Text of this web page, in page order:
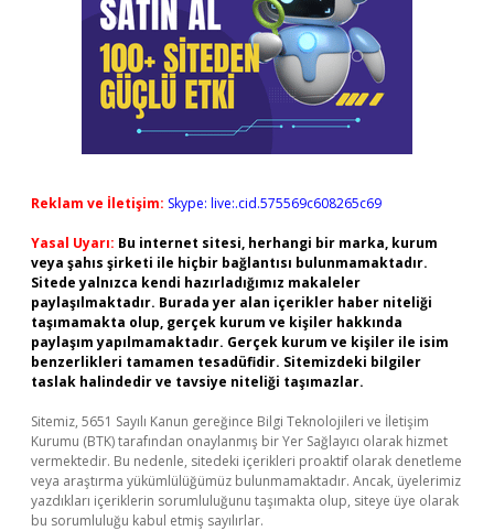
Reklam ve İletişim: Skype: live:.cid.575569c608265c69
Yasal Uyarı: Bu internet sitesi, herhangi bir marka, kurum
veya şahıs şirketi ile hiçbir bağlantısı bulunmamaktadır.
Sitede yalnızca kendi hazırladığımız makaleler
paylaşılmaktadır. Burada yer alan içerikler haber niteliği
taşımamakta olup, gerçek kurum ve kişiler hakkında
paylaşım yapılmamaktadır. Gerçek kurum ve kişiler ile isim
benzerlikleri tamamen tesadüfidir. Sitemizdeki bilgiler
taslak halindedir ve tavsiye niteliği taşımazlar.
Sitemiz, 5651 Sayılı Kanun gereğince Bilgi Teknolojileri ve İletişim
Kurumu (BTK) tarafından onaylanmış bir Yer Sağlayıcı olarak hizmet
vermektedir. Bu nedenle, sitedeki içerikleri proaktif olarak denetleme
veya araştırma yükümlülüğümüz bulunmamaktadır. Ancak, üyelerimiz
yazdıkları içeriklerin sorumluluğunu taşımakta olup, siteye üye olarak
bu sorumluluğu kabul etmiş sayılırlar.